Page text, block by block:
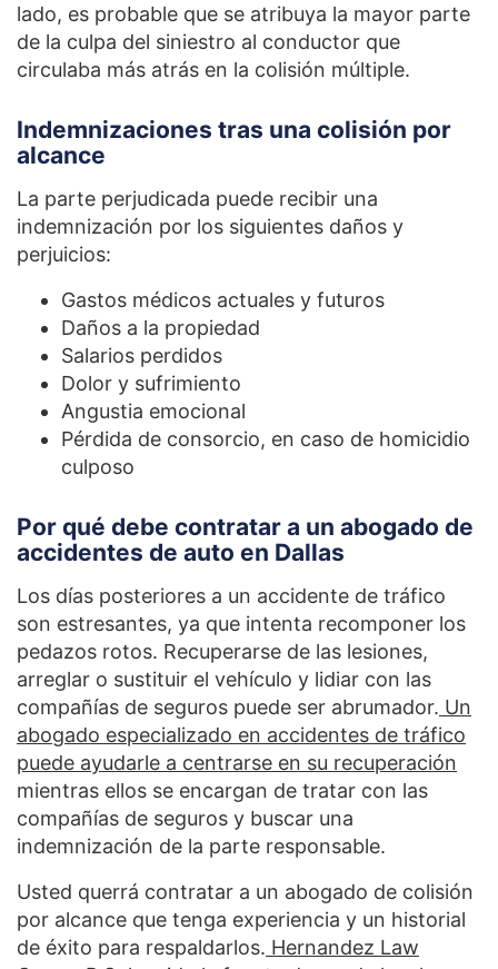
lado, es probable que se atribuya la mayor parte
de la culpa del siniestro al conductor que
circulaba más atrás en la colisión múltiple.
Indemnizaciones tras una colisión por
alcance
La parte perjudicada puede recibir una
indemnización por los siguientes daños y
perjuicios:
Gastos médicos actuales y futuros
Daños a la propiedad
Salarios perdidos
Dolor y sufrimiento
Angustia emocional
Pérdida de consorcio, en caso de homicidio
culposo
Por qué debe contratar a un abogado de
accidentes de auto en Dallas
Los días posteriores a un accidente de tráfico
son estresantes, ya que intenta recomponer los
pedazos rotos. Recuperarse de las lesiones,
arreglar o sustituir el vehículo y lidiar con las
compañías de seguros puede ser abrumador. Un
abogado especializado en accidentes de tráfico
puede ayudarle a centrarse en su recuperación
mientras ellos se encargan de tratar con las
compañías de seguros y buscar una
indemnización de la parte responsable.
Usted querrá contratar a un abogado de colisión
por alcance que tenga experiencia y un historial
de éxito para respaldarlos. Hernandez Law